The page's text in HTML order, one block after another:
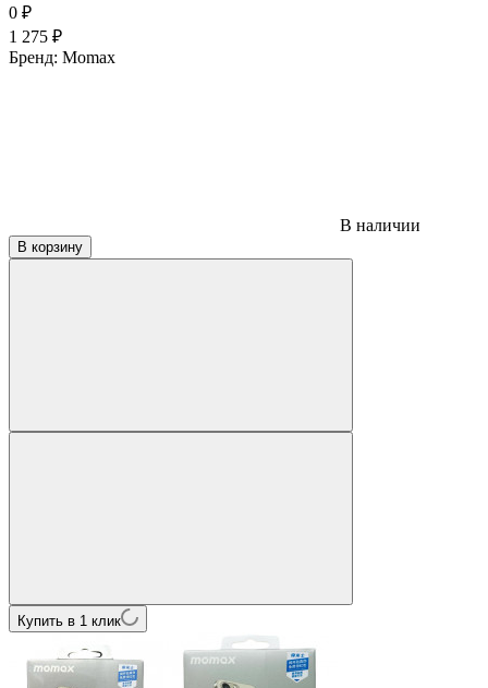
0 ₽
1 275 ₽
Бренд: Momax
В наличии
В корзину
Купить в 1 клик